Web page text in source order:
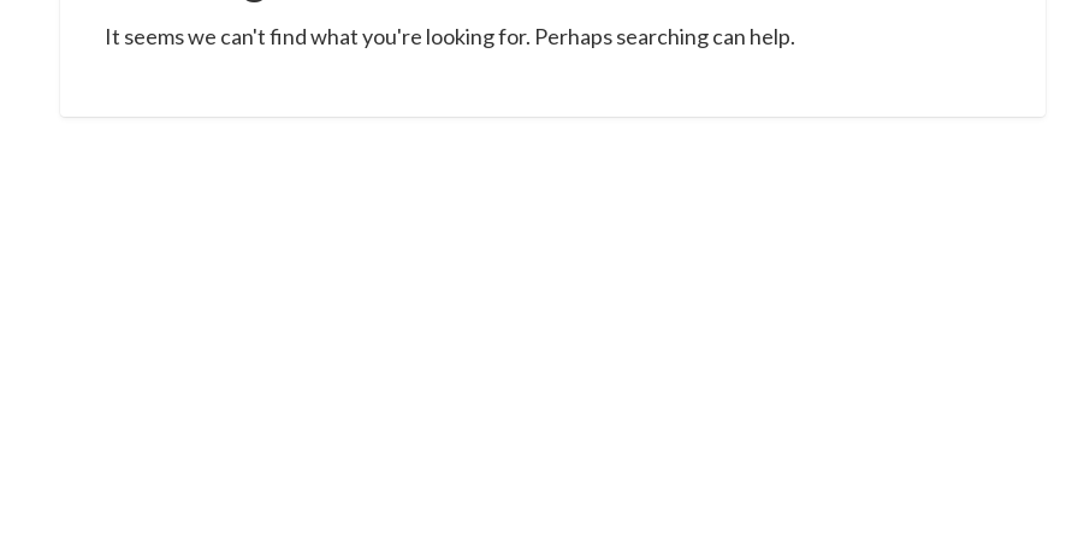
It seems we can't find what you're looking for. Perhaps searching can help.